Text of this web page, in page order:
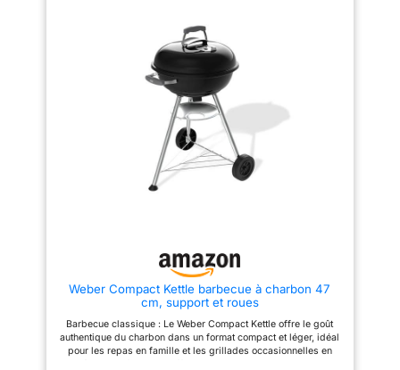
chaleur pour des résultats
précis sur la viande, le poisson
et les légumes STRUCTURE EN
ACIER RÉSISTANT - Le châssis
poudre prévient la corrosion et
assure une grande stabilité ; les
roues robustes facilitent le
déplacement dans le jardin ou
sur la terrasse, faisant de ce
barbecue au charbon portable
manipulation des aliments ; le
barbecue au charbon est fourni
avec une housse de protection
composants des éléments
extérieurs ENTRETIEN ET
NETTOYAGE SIMPLIFIÉS - Le
flammes pour un déroulement
paisible du barbecue [Espace
de rangement pratique] - Le
chariot est doté d une étagère
rabattable, de crochets latéraux
et d une étagère inférieure pour
les ustensiles de barbecue, les
assiettes, le charbon de bois
[Facilité de déplacement et de
nettoyage] - Avec ses deux
roues ø 150 x 36 mm et son bac
Weber Compact Kettle barbecue à charbon 47
cm, support et roues
Barbecue classique : Le Weber Compact Kettle offre le goût
authentique du charbon dans un format compact et léger, idéal
pour les repas en famille et les grillades occasionnelles en